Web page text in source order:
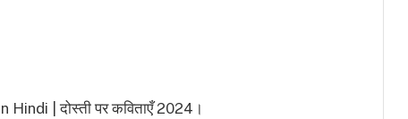
Hindi | दोस्ती पर कविताएँ 2024।